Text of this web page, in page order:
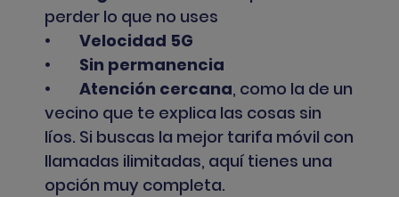
perder lo que no uses
•
Velocidad 5G
•
Sin permanencia
• Atención cercana, como la de un
vecino que te explica las cosas sin
líos. Si buscas la mejor tarifa móvil con
llamadas ilimitadas, aquí tienes una
opción muy completa.